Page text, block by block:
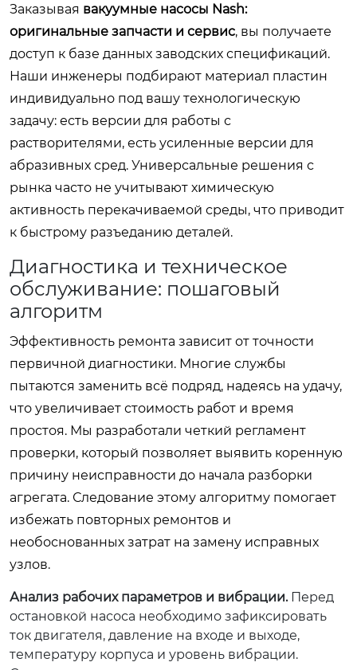
Заказывая вакуумные насосы Nash:
оригинальные запчасти и сервис, вы получаете
доступ к базе данных заводских спецификаций.
Наши инженеры подбирают материал пластин
индивидуально под вашу технологическую
задачу: есть версии для работы с
растворителями, есть усиленные версии для
абразивных сред. Универсальные решения с
рынка часто не учитывают химическую
активность перекачиваемой среды, что приводит
к быстрому разъеданию деталей.
Диагностика и техническое
обслуживание: пошаговый
алгоритм
Эффективность ремонта зависит от точности
первичной диагностики. Многие службы
пытаются заменить всё подряд, надеясь на удачу,
что увеличивает стоимость работ и время
простоя. Мы разработали четкий регламент
проверки, который позволяет выявить коренную
причину неисправности до начала разборки
агрегата. Следование этому алгоритму помогает
избежать повторных ремонтов и
необоснованных затрат на замену исправных
узлов.
Анализ рабочих параметров и вибрации.Перед
остановкой насоса необходимо зафиксировать
ток двигателя, давление на входе и выходе,
температуру корпуса и уровень вибрации.